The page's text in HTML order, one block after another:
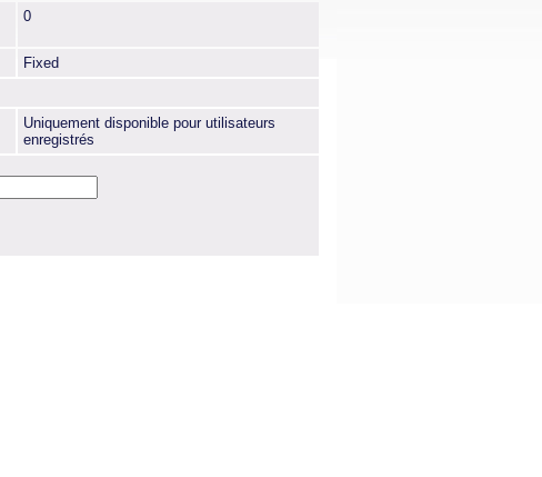
0
Fixed
Uniquement disponible pour utilisateurs
enregistrés